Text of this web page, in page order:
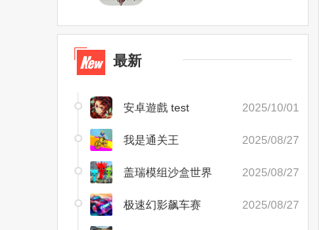
最新
安卓遊戲 test 2025/10/01
我是通关王 2025/08/27
盖瑞模组沙盒世界 2025/08/27
极速幻影飙车赛 2025/08/27